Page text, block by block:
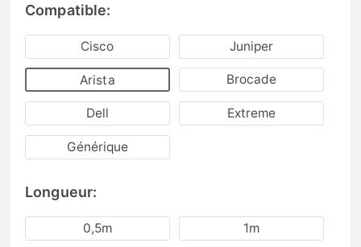
Compatible:
Cisco Juniper
Arista Brocade
Dell Extreme
Générique
Longueur:
0,5m 1m